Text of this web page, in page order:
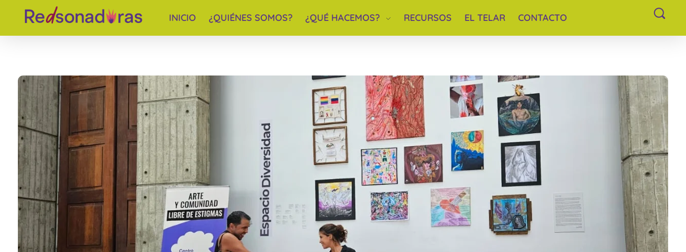
Red de periodistas venezolanas
INICIO ¿QUIÉNES SOMOS? ¿QUÉ HACEMOS? RECURSOS EL TELAR CONTACTO